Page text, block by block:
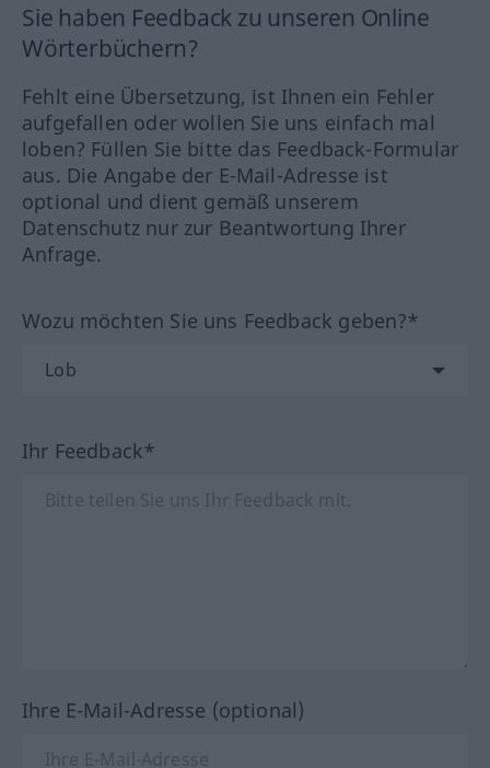
Sie haben Feedback zu unseren Online
Wörterbüchern?
Fehlt eine Übersetzung, ist Ihnen ein Fehler
aufgefallen oder wollen Sie uns einfach mal
loben? Füllen Sie bitte das Feedback-Formular
aus. Die Angabe der E-Mail-Adresse ist
optional und dient gemäß unserem
Datenschutz nur zur Beantwortung Ihrer
Anfrage.
Wozu möchten Sie uns Feedback geben?*
Ihr Feedback*
Ihre E-Mail-Adresse (optional)